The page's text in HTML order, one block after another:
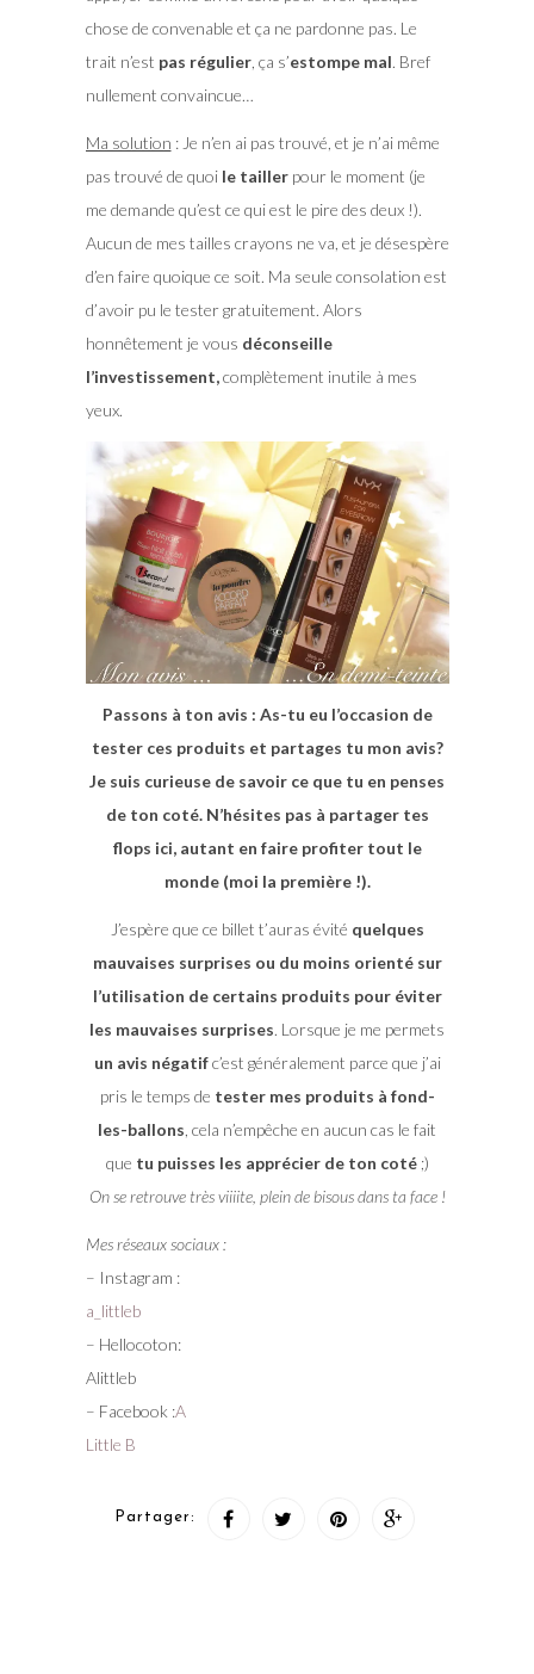
chose de convenable et ça ne pardonne pas. Le
trait n’est pas régulier, ça s’estompe mal. Bref
nullement convaincue…
Ma solution : Je n’en ai pas trouvé, et je n’ai même
pas trouvé de quoi le taillerpour le moment (je
me demande qu’est ce qui est le pire des deux !).
Aucun de mes tailles crayons ne va, et je désespère
d’en faire quoique ce soit. Ma seule consolation est
d’avoir pu le tester gratuitement. Alors
honnêtement je vous déconseille
l’investissement,complètement inutile à mes
yeux.
Passons à ton avis : As-tu eu l’occasion de
tester ces produits et partages tu mon avis?
Je suis curieuse de savoir ce que tu en penses
de ton coté. N’hésites pas à partager tes
flops ici, autant en faire profiter tout le
monde (moi la première !).
J’espère que ce billet t’auras évité quelques
mauvaises surprises ou du moins orienté sur
l’utilisation de certains produits pour éviter
les mauvaises surprises. Lorsque je me permets
un avis négatifc’est généralement parce que j’ai
pris le temps de tester mes produits à fond-
les-ballons , cela n’empêche en aucun cas le fait
que tu puisses les apprécier de ton coté ;)
On se retrouve très viiiite, plein de bisous dans ta face !
Mes réseaux sociaux :
– Instagram :
a_littleb
– Hellocoton:
Alittleb
– Facebook :A
Little B
Partager: